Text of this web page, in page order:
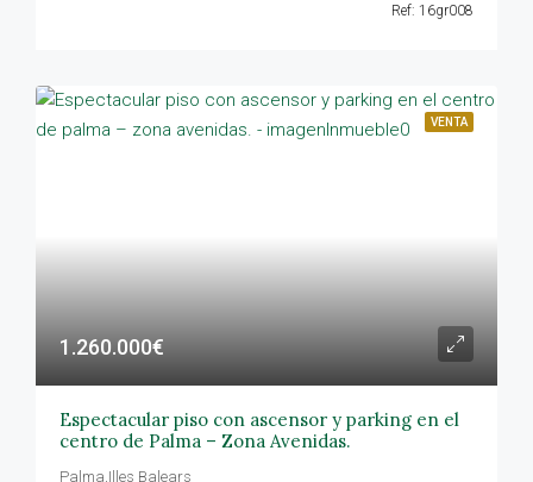
Ref: 16gr008
VENTA
1.260.000€
Espectacular piso con ascensor y parking en el
centro de Palma – Zona Avenidas.
Palma,Illes Balears